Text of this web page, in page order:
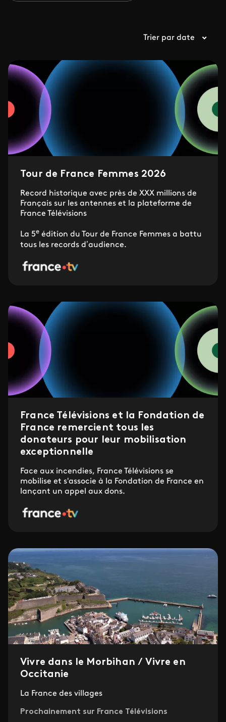
Trier par date
Tour de France Femmes 2026
Record historique avec près de XXX millions de
Français sur les antennes et la plateforme de
France Télévisions
La 5e édition du Tour de France Femmes a battu
tous les records d’audience.
France Télévisions et la Fondation de
France remercient tous les
donateurs pour leur mobilisation
exceptionnelle
Face aux incendies, France Télévisions se
mobilise et s'associe à la Fondation de France en
lançant un appel aux dons.
Vivre dans le Morbihan / Vivre en
Occitanie
La France des villages
Prochainement sur France Télévisions